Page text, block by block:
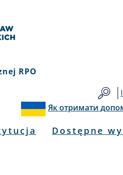
RPO
Як отримати
Dostępne